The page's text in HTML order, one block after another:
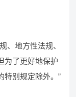
、地方性法规、
为了更好地保护
特别规定除外。”